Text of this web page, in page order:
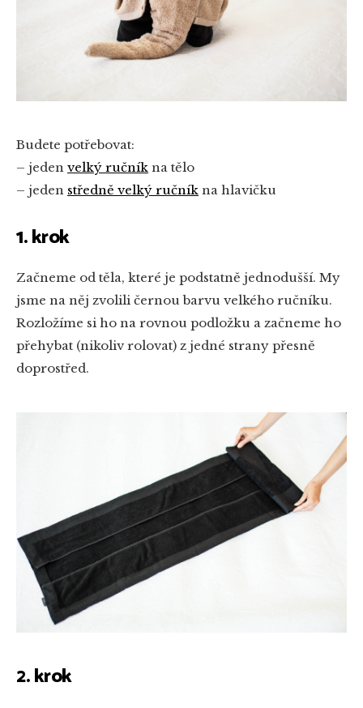
Budete potřebovat:
– jeden velký ručník na tělo
– jeden středně velký ručník na hlavičku
1. krok
Začneme od těla, které je podstatně jednodušší. My
jsme na něj zvolili černou barvu velkého ručníku.
Rozložíme si ho na rovnou podložku a začneme ho
přehybat (nikoliv rolovat) z jedné strany přesně
doprostřed.
2. krok